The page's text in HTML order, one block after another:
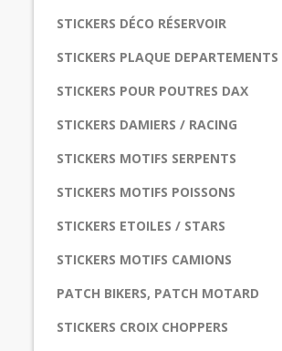
STICKERS DÉCO RÉSERVOIR
STICKERS PLAQUE DEPARTEMENTS
STICKERS POUR POUTRES DAX
STICKERS DAMIERS / RACING
STICKERS MOTIFS SERPENTS
STICKERS MOTIFS POISSONS
STICKERS ETOILES / STARS
STICKERS MOTIFS CAMIONS
PATCH BIKERS, PATCH MOTARD
STICKERS CROIX CHOPPERS